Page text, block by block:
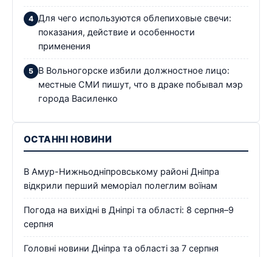
Для чего используются облепиховые свечи:
показания, действие и особенности
применения
В Вольногорске избили должностное лицо:
местные СМИ пишут, что в драке побывал мэр
города Василенко
ОСТАННІ НОВИНИ
В Амур-Нижньодніпровському районі Дніпра
відкрили перший меморіал полеглим воїнам
Погода на вихідні в Дніпрі та області: 8 серпня–9
серпня
Головні новини Дніпра та області за 7 серпня